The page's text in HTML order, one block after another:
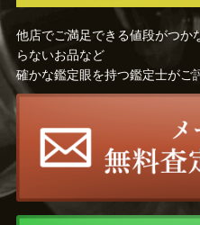
他店でご満足できる値段がつか
らないお品など
確かな鑑定眼を持つ鑑定士がご